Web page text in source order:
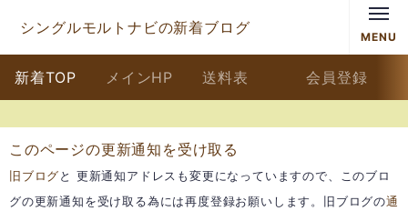
シングルモルトナビの新着ブログ
MENU
新着TOP メインHP 送料表 会員登録
このページの更新通知を受け取る
旧ブログと 更新通知アドレスも変更になっていますので、このブロ
グの更新通知を受け取る為には再度登録お願いします。旧ブログの通